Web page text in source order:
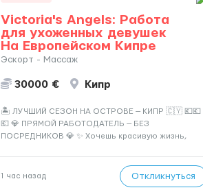
Victoria's Angels: Работа
для ухоженных девушек
На Европейском Кипре
Эскорт - Массаж
30000 € Кипр
🏝️ ЛУЧШИЙ СЕЗОН НА ОСТРОВЕ — КИПР 🇨🇾 💶💶
💶 💎 ПРЯМОЙ РАБОТОДАТЕЛЬ — БЕЗ
ПОСРЕДНИКОВ 💎 ✨ Хочешь красивую жизнь,
— Опытная команда с годами практики —
Стабильный поток клиентов (без ...
1 час назад Откликнуться